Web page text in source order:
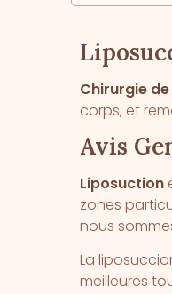
Quand
Related
Chirurgie
corps, et
Avis
Liposuction
zones
nous
La
meilleures